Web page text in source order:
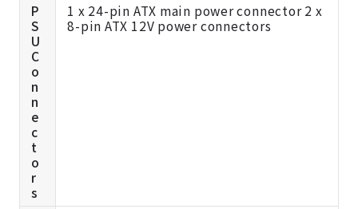
P
S
U
C
o
n
n
e
c
t
o
r
s
1 x 24-pin ATX main power connector 2 x
8-pin ATX 12V power connectors